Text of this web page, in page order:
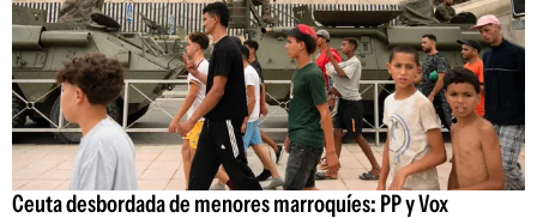
Ceuta desbordada de menores marroquíes: PP y Vox